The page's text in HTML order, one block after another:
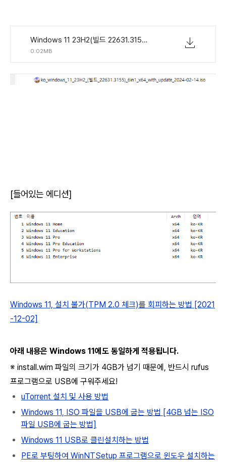
Windows 11 23H2(빌드 22631.3155) MSDN 통합 버전 6in1 KO-KR.torrent
0.02MB
[들어있는 에디션]
Windows 11, 설치 불가(TPM 2.0 체크)를 회피하는 방법 [2021
-12-02]
아래 내용은 Windows 11에도 동일하게 적용됩니다.
※ install.wim 파일의 크기가 4GB가 넘기 때문에, 반드시 rufus
프로그램으로 USB에 구워주세요!
uTorrent 설치 및 사용 방법
Windows 11, ISO 파일을 USB에 굽는 방법 [4GB 넘는 ISO
파일 USB에 굽는 방법]
Windows 11 USB로 클린설치하는 방법
PE로 부팅하여 WinNTSetup 프로그램으로 윈도우 설치하는